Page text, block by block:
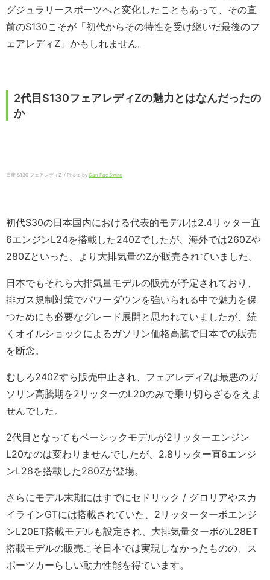
グジュラリースポーツへと変化したこともあって、その直
前のS130こそが「初代からその特性を受け継いだ最後のフ
ェアレディZ」かもしれません。
2代目S130フェアレディZの魅力とはなんだったの
か
日産 S130 フェアレディZ / Photo by Can Pac Swire
初代S30の日本国内における代表的モデルは2.4リッター直
6エンジンL24を搭載した240Zでしたが、海外では260Zや
280Zといった、より大排気量のZが販売されていました。
日本でもそれら大排気量モデルの販売が予定されており、
排ガス規制対策でパワーダウンを強いられる中で魅力を保
つためにも必要なグレード展開と思われていましたが、続
くオイルショックによるガソリン価格高騰で日本での販売
を断念。
むしろ240Zすら販売中止され、フェアレディZは最悪のガ
ソリン高騰期を2リッターのL20のみで乗り切らざるをえま
せんでした。
2代目となってもベーシックモデルが2リッターエンジン
L20なのは変わりませんでしたが、2.8リッター直6エンジ
ンL28を搭載した280Zが登場。
さらにモデル末期にはすでにセドリック / グロリアやスカ
イラインGTには搭載されていた、2リッターターボエンジ
ンL20ET搭載モデルも設定され、大排気量ターボのL28ET
搭載モデルの販売こそ日本では実現しなかったものの、ス
ポーツカーらしい動力性能を得ています。